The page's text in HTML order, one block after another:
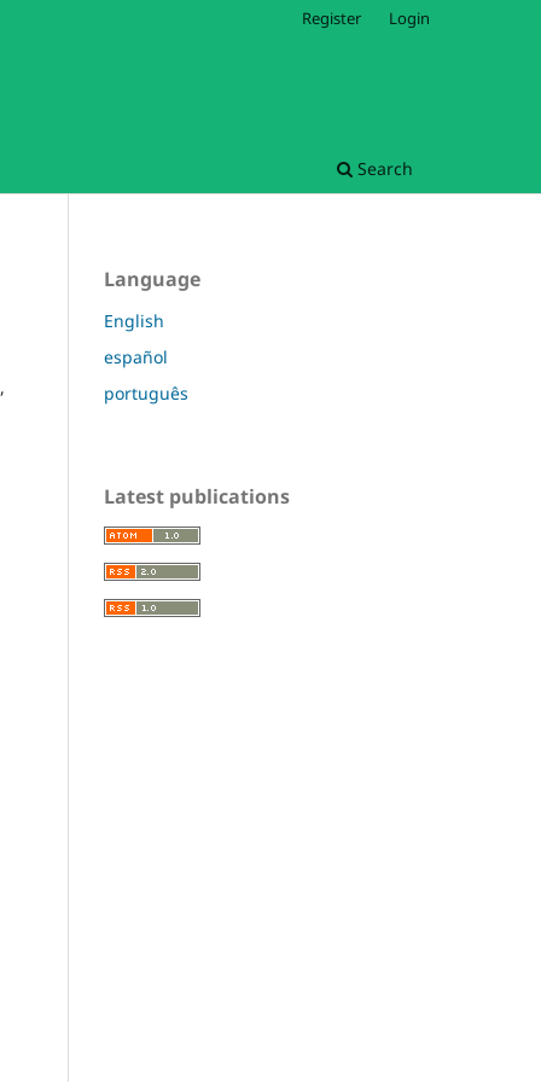
Search
Register Login
Language
English
español
português
Latest publications